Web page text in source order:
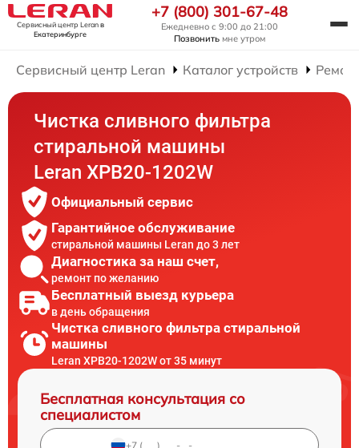
Сервисный центр Leranв
Екатеринбурге
+7 (800) 301-67-48
Ежедневно с 9:00 до 21:00
Позвонить мне утром
Сервисный центр Leran Каталог устройств
Чистка сливного фильтра
стиральной машины
Leran XPB20-1202W
Официальный сервис
Гарантийное обслуживание
стиральной машины Leran до 3 лет
Диагностика за наш счет,
ремонт по желанию
Бесплатный выезд курьера
в день обращения
Чистка сливного фильтра стиральной
машины
Leran XPB20-1202W от 35 минут
Бесплатная консультация со
специалистом